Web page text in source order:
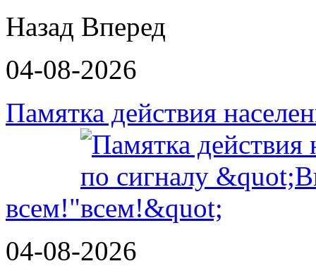
Назад Вперед
04-08-2026
Памятка действия
всем!"
04-08-2026